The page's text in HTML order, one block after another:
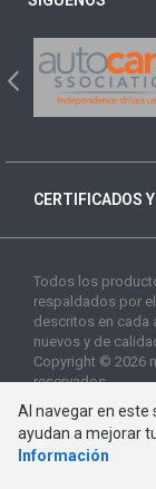
CERTIFICADOS
Todos los
respaldados por
descritos en cada
nuevos y de
Copyright © 2026
reservados
Al navegar en este
ayudan a mejorar
Información